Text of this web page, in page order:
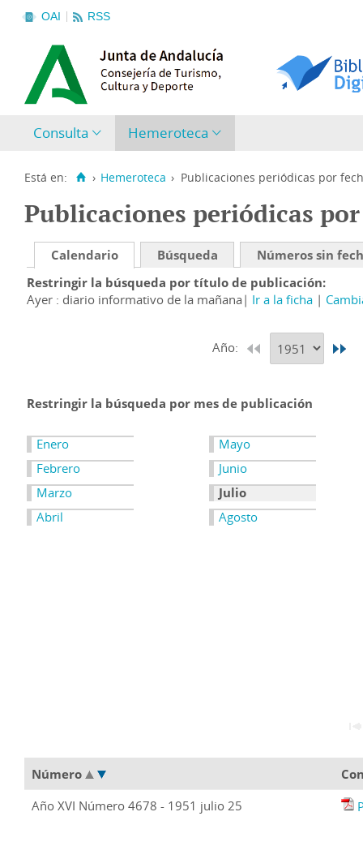
OAI RSS
Consulta Hemeroteca
Está en: › Hemeroteca › Publicaciones periódicas por
Publicaciones periódicas
Calendario Búsqueda
Números sin
Restringir la búsqueda por título de publicación
Ayer : diario informativo de la mañana
Ir a la ficha
Año:
Restringir la búsqueda por mes de publicación
Enero
Febrero
Marzo
Abril
Mayo
Junio
Julio
Agosto
Número
Año XVI Número 4678 - 1951 julio 25